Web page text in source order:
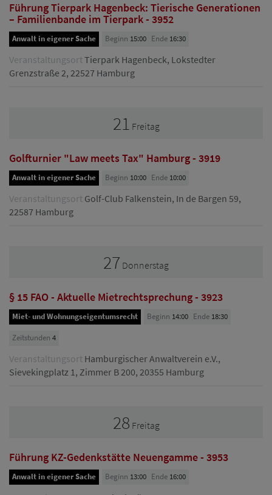
Führung Tierpark Hagenbeck: Tierische Generationen
– Familienbande im Tierpark - 3952
Anwalt in eigener Sache Beginn 15:00 Ende 16:30
VeranstaltungsortTierpark Hagenbeck, Lokstedter
Grenzstraße 2, 22527 Hamburg
21 Freitag
Golfturnier "Law meets Tax" Hamburg - 3919
Anwalt in eigener Sache Beginn 10:00 Ende 10:00
Veranstaltungsort Golf-Club Falkenstein, In de Bargen 59,
22587 Hamburg
27 Donnerstag
§ 15 FAO - Aktuelle Mietrechtsprechung - 3923
Miet- und Wohnungseigentumsrecht Beginn 14:00 Ende 18:30
Zeitstunden 4
Veranstaltungsort Hamburgischer Anwaltverein e.V.,
Sievekingplatz 1, Zimmer B 200, 20355 Hamburg
28 Freitag
Führung KZ-Gedenkstätte Neuengamme - 3953
Anwalt in eigener Sache Beginn 13:00 Ende 16:00